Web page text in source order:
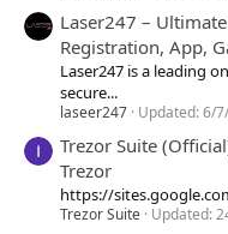
Laser247 –
Registration, App,
Laser247 is a leading
secure...
laseer247 Updated:6/
Trezor Suite
Trezor
https://
Trezor Suite Updated: